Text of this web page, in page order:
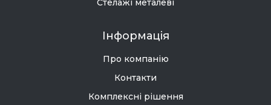
Стелажі металеві
Інформація
Про компанію
Контакти
Комплексні рішення